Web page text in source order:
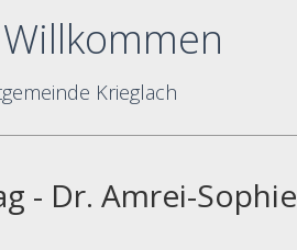
Krieglach
- Dr. Amrei-Sophie